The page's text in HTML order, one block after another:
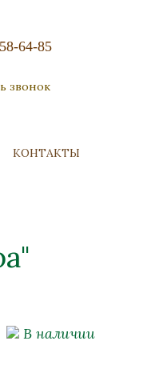
64-85
звонок
КОНТАКТЫ
В наличии